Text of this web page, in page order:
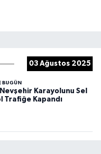
03 Ağustos 2025
BUGÜN
Karayolunu Sel
Trafiğe Kapandı